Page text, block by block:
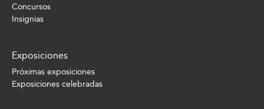
Concursos
Insignias
Exposiciones
Próximas exposiciones
Exposiciones celebradas